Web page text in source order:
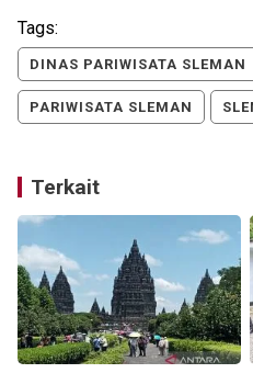
Tags:
DINAS PARIWISATA SLEMAN
PARIWISATA SLEMAN
Terkait